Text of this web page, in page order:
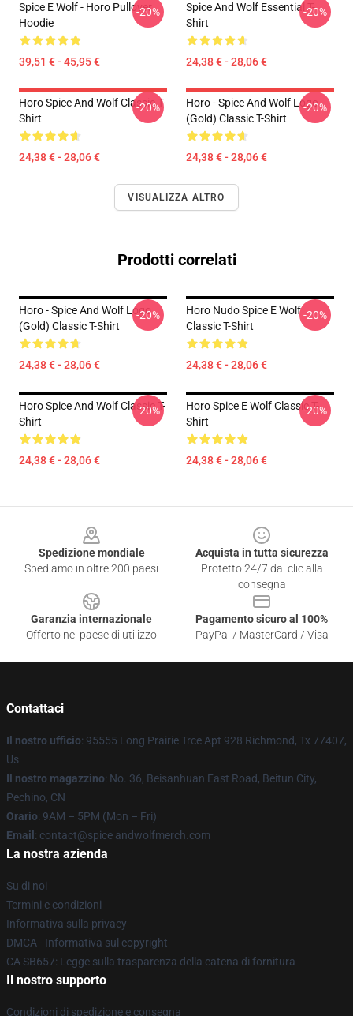
Spice E Wolf - Horo Pullover
Hoodie
39,51 € - 45,95 €
-20%
Spice And Wolf Essential T-
Shirt
24,38 € - 28,06 €
-20%
Horo Spice And Wolf Classic T-
Shirt
24,38 € - 28,06 €
-20%
Horo - Spice And Wolf Logo
(Gold) Classic T-Shirt
24,38 € - 28,06 €
-20%
VISUALIZZA ALTRO
Prodotti correlati
Horo - Spice And Wolf Logo
(Gold) Classic T-Shirt
24,38 € - 28,06 €
-20%
Horo Nudo Spice E Wolf
Classic T-Shirt
24,38 € - 28,06 €
-20%
Horo Spice And Wolf Classic T-
Shirt
24,38 € - 28,06 €
-20%
Horo Spice E Wolf Classic T-
Shirt
24,38 € - 28,06 €
-20%
Spedizione mondiale
Spediamo in oltre 200 paesi
Acquista in tutta sicurezza
Protetto 24/7 dai clic alla
consegna
Garanzia internazionale
Offerto nel paese di utilizzo
Pagamento sicuro al 100%
PayPal / MasterCard / Visa
Contattaci
Il nostro ufficio: 95555 Long Prairie Trce Apt 928 Richmond, Tx 77407,
Us
Il nostro magazzino: No. 36, Beisanhuan East Road, Beitun City,
Pechino, CN
Orario: 9AM – 5PM (Mon – Fri)
Email : contact@spice andwolfmerch.com
La nostra azienda
Su di noi
Termini e condizioni
Informativa sulla privacy
DMCA - Informativa sul copyright
CA SB657: Legge sulla trasparenza della catena di fornitura
Il nostro supporto
Condizioni di spedizione e consegna